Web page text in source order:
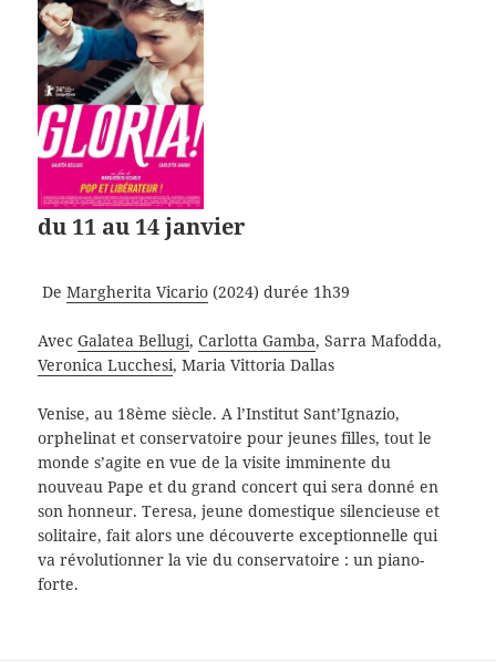
du 11 au 14 janvier
DeMargherita Vicario (2024) durée 1h39
AvecGalatea Bellugi,Carlotta Gamba, Sarra Mafodda,
Veronica Lucchesi, Maria Vittoria Dallas
Venise, au 18ème siècle. A l’Institut Sant’Ignazio,
orphelinat et conservatoire pour jeunes filles, tout le
monde s’agite en vue de la visite imminente du
nouveau Pape et du grand concert qui sera donné en
son honneur. Teresa, jeune domestique silencieuse et
solitaire, fait alors une découverte exceptionnelle qui
va révolutionner la vie du conservatoire : un piano-
forte.